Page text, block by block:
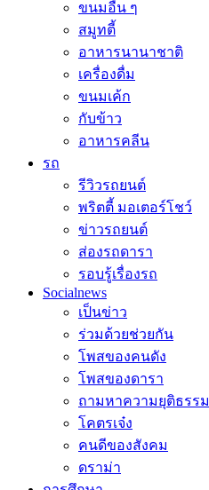
ขนมอื่น ๆ
สมูทตี้
อาหารนานาชาติ
เครื่องดื่ม
ขนมเค้ก
กับข้าว
อาหารคลีน
รถ
รีวิวรถยนต์
พริตตี้ มอเตอร์โชว์
ข่าวรถยนต์
ส่องรถดารา
รอบรู้เรื่องรถ
Socialnews
เป็นข่าว
ร่วมด้วยช่วยกัน
โพสของคนดัง
โพสของดารา
ถามหาความยุติธรรม
โคตรเจ๋ง
คนดีของสังคม
ดราม่า